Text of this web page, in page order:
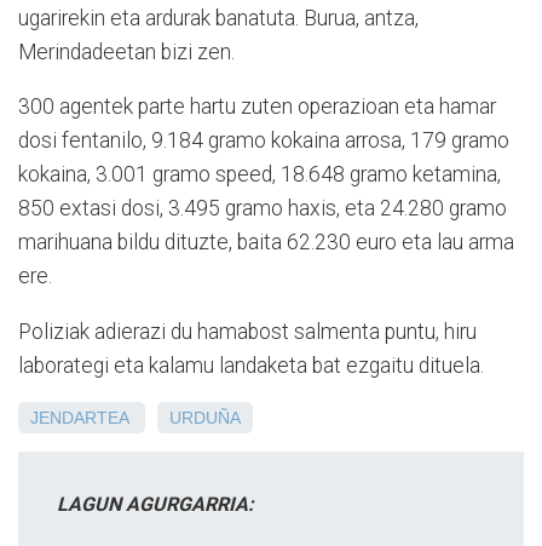
ugarirekin eta ardurak banatuta. Burua, antza,
Merindadeetan bizi zen.
300 agentek parte hartu zuten operazioan eta hamar
dosi fentanilo, 9.184 gramo kokaina arrosa, 179 gramo
kokaina, 3.001 gramo speed, 18.648 gramo ketamina,
850 extasi dosi, 3.495 gramo haxis, eta 24.280 gramo
marihuana bildu dituzte, baita 62.230 euro eta lau arma
ere.
Poliziak adierazi du hamabost salmenta puntu, hiru
laborategi eta kalamu landaketa bat ezgaitu dituela.
JENDARTEA URDUÑA
LAGUN AGURGARRIA: